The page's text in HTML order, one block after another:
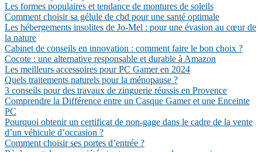
Les formes populaires et tendance de montures de soleils
Comment choisir sa gélule de cbd pour une santé optimale
Les hébergements insolites de Jo-Mel : pour une évasion au cœur de
la nature
Cabinet de conseils en innovation : comment faire le bon choix ?
Cocote : une alternative responsable et durable à Amazon
Les meilleurs accessoires pour PC Gamer en 2024
Quels traitements naturels pour la ménopause ?
3 conseils pour des travaux de zinguerie réussis en Provence
Comprendre la Différence entre un Casque Gamer et une Enceinte
PC
Pourquoi obtenir un certificat de non-gage dans le cadre de la vente
d’un véhicule d’occasion ?
Comment choisir ses portes d’entrée ?